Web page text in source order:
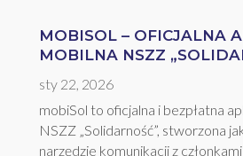
MOBISOL – OFICJALNA
MOBILNA NSZZ
sty 22, 2026
mobiSol to oficjalna i bezpłatna
NSZZ „Solidarność”, stworzona
narzędzie komunikacji z